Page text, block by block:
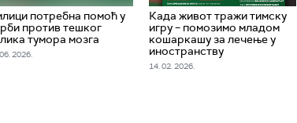
потребна помоћ у
против тешког
тумора мозга
2026.
Када живот тражи тимску
игру – помозимо младом
кошаркашу за лечење у
иностранству
14. 02. 2026.